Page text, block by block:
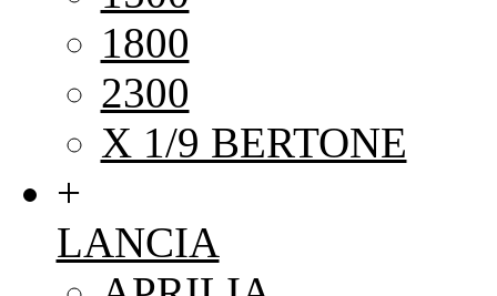
1800
2300
X 1/9 BERTONE
+
LANCIA